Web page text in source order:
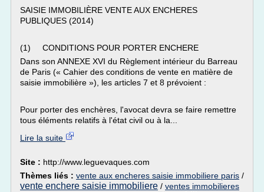
SAISIE IMMOBILIÈRE VENTE AUX ENCHERES
PUBLIQUES (2014)
(1) CONDITIONS POUR PORTER ENCHERE
Dans son ANNEXE XVI du Règlement intérieur du Barreau
de Paris (« Cahier des conditions de vente en matière de
saisie immobilière »), les articles 7 et 8 prévoient :
Pour porter des enchères, l'avocat devra se faire remettre
tous éléments relatifs à l'état civil ou à la...
Lire la suite
Site : http://www.leguevaques.com
Thèmes liés : vente aux encheres saisie immobiliere paris /
vente enchere saisie immobiliere / ventes immobilieres